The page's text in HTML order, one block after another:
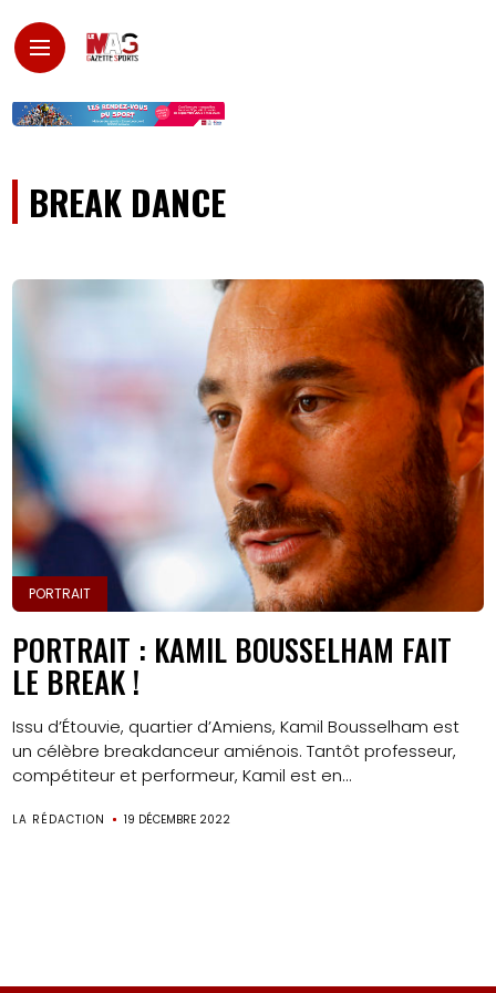
BREAK DANCE
PORTRAIT
PORTRAIT : KAMIL BOUSSELHAM FAIT
LE BREAK !
Issu d’Étouvie, quartier d’Amiens, Kamil Bousselham est
un célèbre breakdanceur amiénois. Tantôt professeur,
compétiteur et performeur, Kamil est en...
LA RÉDACTION 19 DÉCEMBRE 2022